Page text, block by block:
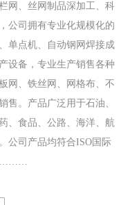
、丝网制品深加工、科
公司拥有专业化规模化的
单点机、自动钢网焊接成
设备，专业生产销售各种
网、铁丝网、网格布、不
售。产品广泛用于石油、
、食品、公路、海洋、航
公司产品均符合ISO国际
………